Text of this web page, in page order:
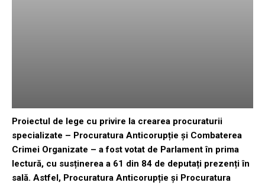
Proiectul de lege cu privire la crearea procuraturii
specializate – Procuratura Anticorupție și Combaterea
Crimei Organizate – a fost votat de Parlament în prima
lectură, cu susținerea a 61 din 84 de deputați prezenți în
sală. Astfel, Procuratura Anticorupție și Procuratura